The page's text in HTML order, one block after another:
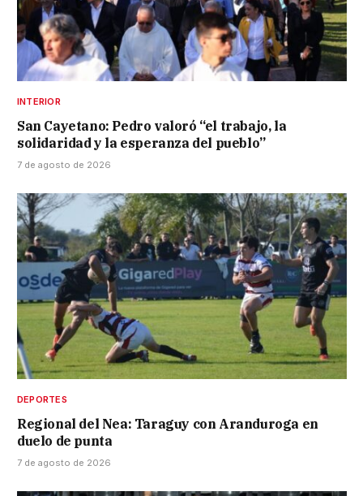
INTERIOR
San Cayetano: Pedro valoró “el trabajo, la
solidaridad y la esperanza del pueblo”
7 de agosto de 2026
DEPORTES
Regional del Nea: Taraguy con Aranduroga en
duelo de punta
7 de agosto de 2026